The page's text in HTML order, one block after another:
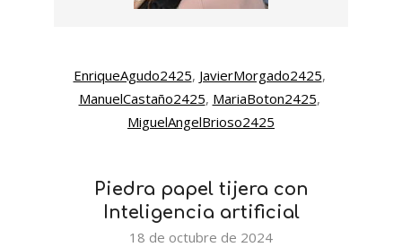
EnriqueAgudo2425, JavierMorgado2425
ManuelCastaño2425, MariaBoton2425
MiguelAngelBrioso2425
Piedra papel tijera con
Inteligencia artificial
18 de octubre de 2024